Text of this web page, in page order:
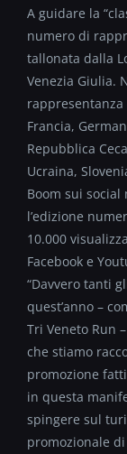
A guidare la
numero di
tallonata dalla
Venezia Giulia.
Francia,
Repubblica
Ucraina,
Boom sui
l’edizione
10.000
Facebook e
“Davvero tanti
quest’anno –
Tri Veneto Run
che stiamo
promozione
in questa
spingere sul
promozionale